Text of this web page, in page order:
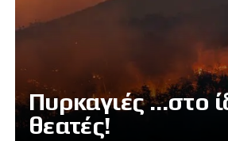
Πυρκαγιές …στο
θεατές!